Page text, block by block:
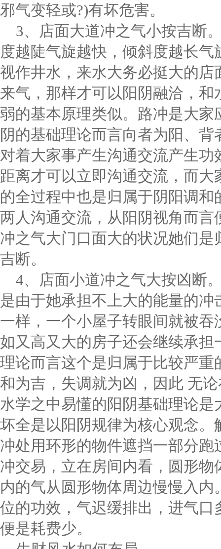
邪气变轻或?)有坏危害。
3、店面大道冲之气小按吉断
度越陡气旋越快，倾斜度越长
视作井水，来水大务必挺大的店
来气，那样才可以阳阴融洽，和
弱的基本原理类似。路冲是大家
阴的基础理论而言向者为阳、
对着大家事产生沟通交流产生功
距离才可以立即沟通交流，而
的全过程中也是归属于阴阳调
两人沟通交流，从阳阴视角而
冲之气大门口面大的状况她们是
吉断。
4、店面小道冲之气大按凶断
是由于她承担不上大的能量的冲
一样，一个小屋子转眼间就被吞
如又高又大的房子还会继续承担
理论而言这个是归属于比较严重
和为吉，失调就为凶，因此 无
水学之中易懂的阳阴基础理论是
坏全是以阳阴规律为核心观念。
冲处用环形的物件遮挡一部分跑
冲交易，立在房间内看，圆形物
内的气从圆形物体周边慢慢入
位的功效，气迟缓排出，进气口
便是耗费少。